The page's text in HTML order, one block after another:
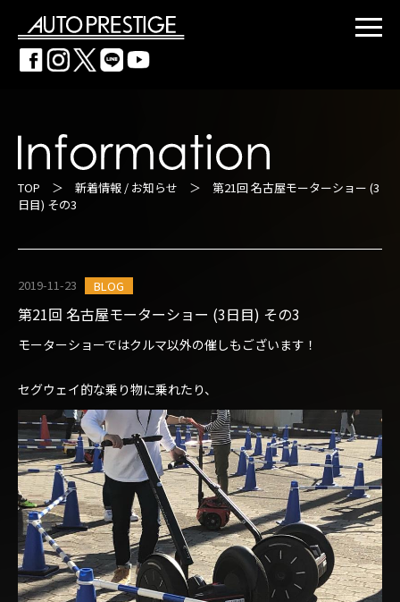
TOP ＞ 新着情報 / お知らせ ＞ 第21回 名古屋モーターショー (3
日目) その3
2019-11-23 BLOG
第21回 名古屋モーターショー (3日目) その3
モーターショーではクルマ以外の催しもございます！
セグウェイ的な乗り物に乗れたり、